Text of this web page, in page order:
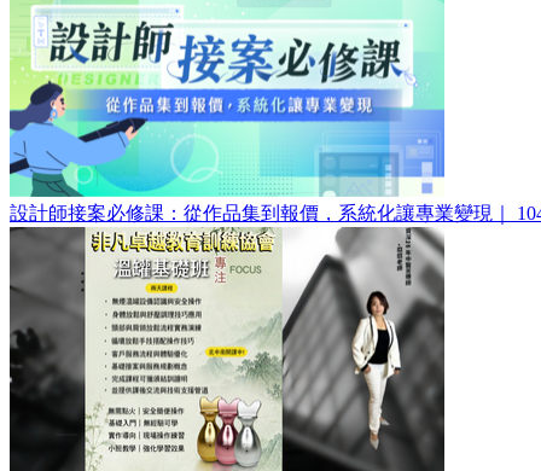
設計師接案必修課：從作品集到報價，系統化讓專業變現｜